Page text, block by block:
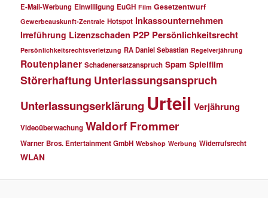
E-Mail-Werbung Einwilligung EuGH Film Gesetzentwurf
Gewerbeauskunft-Zentrale Hotspot Inkassounternehmen
Irreführung Lizenzschaden P2P Persönlichkeitsrecht
Persönlichkeitsrechtsverletzung RA Daniel Sebastian Regelverjährung
Routenplaner Schadenersatzanspruch Spam Spielfilm
Störerhaftung Unterlassungsanspruch
Unterlassungserklärung Urteil Verjährung
Videoüberwachung Waldorf Frommer
Warner Bros. Entertainment GmbH Webshop Werbung Widerrufsrecht
WLAN